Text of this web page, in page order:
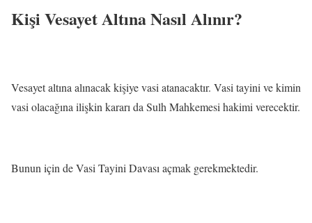
Kişi Vesayet Altına Nasıl Alınır?
Vesayet altına alınacak kişiye vasi atanacaktır. Vasi tayini ve kimin
vasi olacağına ilişkin kararı da Sulh Mahkemesi hakimi verecektir.
Bunun için de Vasi Tayini Davası açmak gerekmektedir.